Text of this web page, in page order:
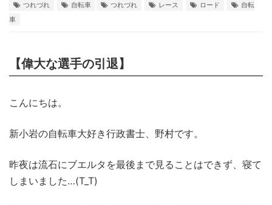
つれづれ 自転車 つれづれ レース ロード
自転
車
【偉大な選手の引退】
こんにちは。
新小岩の自転車大好き行政書士、野村です。
昨夜は流石にブエルタを最後まで見ることはできず、寝て
しまいました…(T_T)